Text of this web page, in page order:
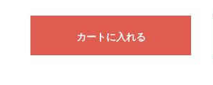
カートに入れる